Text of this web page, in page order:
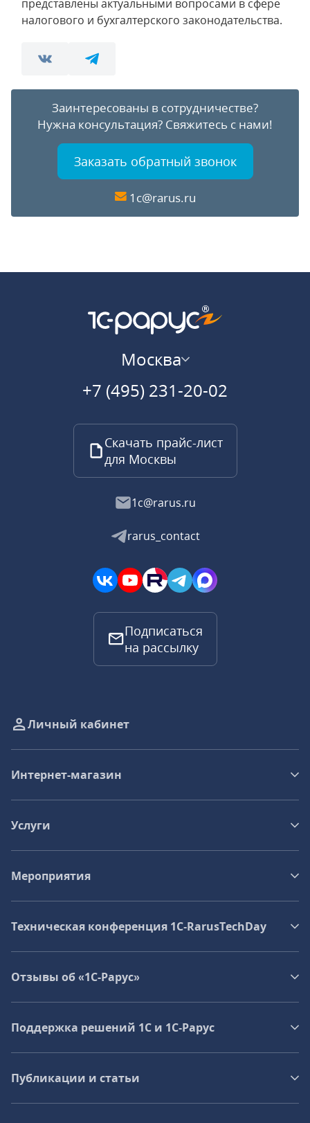
представлены актуальными вопросами в сфере
налогового и бухгалтерского законодательства.
Заинтересованы в сотрудничестве?
Нужна консультация? Свяжитесь с нами!
Заказать обратный звонок
1c@rarus.ru
Москва
+7 (495) 231-20-02
Скачать прайс-лист
для Москвы
1c@rarus.ru
rarus_contact
Подписаться
на рассылку
Личный кабинет
Интернет-магазин
Услуги
Мероприятия
Техническая конференция 1C‑RarusTechDay
Отзывы об «1С-Рарус»
Поддержка решений 1С и 1С‑Рарус
Публикации и статьи